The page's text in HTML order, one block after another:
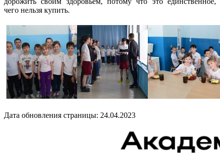
чего нельзя купить.
Дата обновления страницы: 24.04.2023